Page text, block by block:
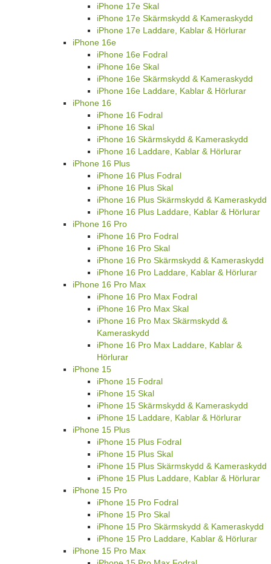
iPhone 17e Skal
iPhone 17e Skärmskydd & Kameraskydd
iPhone 17e Laddare, Kablar & Hörlurar
iPhone 16e
iPhone 16e Fodral
iPhone 16e Skal
iPhone 16e Skärmskydd & Kameraskydd
iPhone 16e Laddare, Kablar & Hörlurar
iPhone 16
iPhone 16 Fodral
iPhone 16 Skal
iPhone 16 Skärmskydd & Kameraskydd
iPhone 16 Laddare, Kablar & Hörlurar
iPhone 16 Plus
iPhone 16 Plus Fodral
iPhone 16 Plus Skal
iPhone 16 Plus Skärmskydd & Kameraskydd
iPhone 16 Plus Laddare, Kablar & Hörlurar
iPhone 16 Pro
iPhone 16 Pro Fodral
iPhone 16 Pro Skal
iPhone 16 Pro Skärmskydd & Kameraskydd
iPhone 16 Pro Laddare, Kablar & Hörlurar
iPhone 16 Pro Max
iPhone 16 Pro Max Fodral
iPhone 16 Pro Max Skal
iPhone 16 Pro Max Skärmskydd &
Kameraskydd
iPhone 16 Pro Max Laddare, Kablar &
Hörlurar
iPhone 15
iPhone 15 Fodral
iPhone 15 Skal
iPhone 15 Skärmskydd & Kameraskydd
iPhone 15 Laddare, Kablar & Hörlurar
iPhone 15 Plus
iPhone 15 Plus Fodral
iPhone 15 Plus Skal
iPhone 15 Plus Skärmskydd & Kameraskydd
iPhone 15 Plus Laddare, Kablar & Hörlurar
iPhone 15 Pro
iPhone 15 Pro Fodral
iPhone 15 Pro Skal
iPhone 15 Pro Skärmskydd & Kameraskydd
iPhone 15 Pro Laddare, Kablar & Hörlurar
iPhone 15 Pro Max